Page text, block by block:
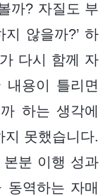
까? 자질도 부
않을까?’ 하
다시 함께 자
용이 틀리면
하는 생각에
지 못했습니다.
분 이행 성과
동역하는 자매